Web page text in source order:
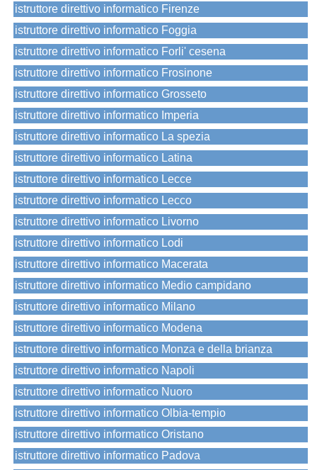
istruttore direttivo informatico Firenze
istruttore direttivo informatico Foggia
istruttore direttivo informatico Forli' cesena
istruttore direttivo informatico Frosinone
istruttore direttivo informatico Grosseto
istruttore direttivo informatico Imperia
istruttore direttivo informatico La spezia
istruttore direttivo informatico Latina
istruttore direttivo informatico Lecce
istruttore direttivo informatico Lecco
istruttore direttivo informatico Livorno
istruttore direttivo informatico Lodi
istruttore direttivo informatico Macerata
istruttore direttivo informatico Medio campidano
istruttore direttivo informatico Milano
istruttore direttivo informatico Modena
istruttore direttivo informatico Monza e della brianza
istruttore direttivo informatico Napoli
istruttore direttivo informatico Nuoro
istruttore direttivo informatico Olbia-tempio
istruttore direttivo informatico Oristano
istruttore direttivo informatico Padova